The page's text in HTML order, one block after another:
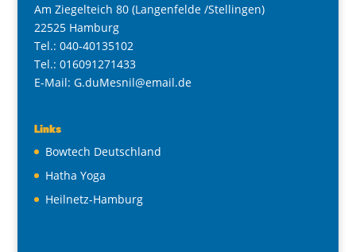
Am Ziegelteich 80 (Langenfelde /Stellingen)
22525 Hamburg
Tel.: 040-40135102
Tel.: 016091271433
E-Mail: G.duMesnil@email.de
Links
Bowtech Deutschland
Hatha Yoga
Heilnetz-Hamburg